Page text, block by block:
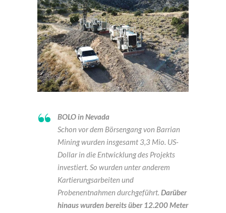
BOLO in Nevada
Schon vor dem Börsengang von Barrian
Mining wurden insgesamt 3,3 Mio. US-
Dollar in die Entwicklung des Projekts
investiert. So wurden unter anderem
Kartierungsarbeiten und
Probenentnahmen durchgeführt. Darüber
hinaus wurden bereits über 12.200 Meter